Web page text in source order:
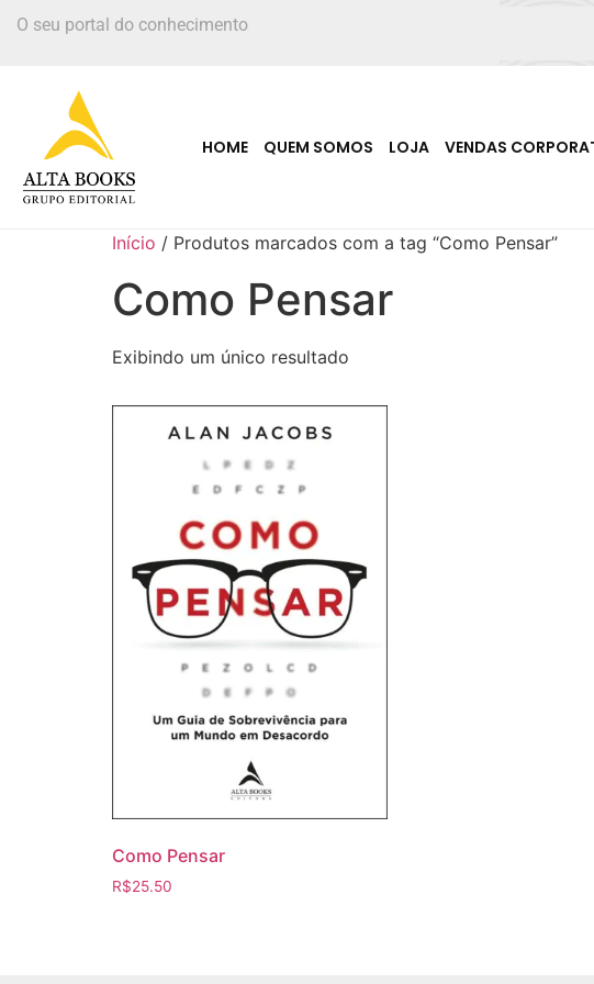
O seu portal do conhecimento
HOME QUEM SOMOS LOJA VENDAS
Início / Produtos marcados com a tag “Como Pensar”
Como Pensar
Exibindo um único resultado
Como Pensar
R$25.50